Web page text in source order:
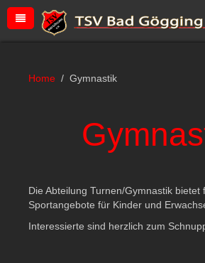
Home Gymnastik
Die Abteilung Turnen/Gymnastik bietet
Sportangebote für Kinder und
Interessierte sind herzlich zum